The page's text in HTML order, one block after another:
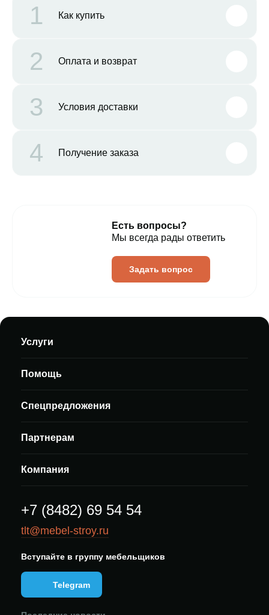
1 Как купить
2 Оплата и возврат
3 Условия доставки
4 Получение заказа
Есть вопросы?
Мы всегда рады ответить
Задать вопрос
Услуги
Помощь
Спецпредложения
Партнерам
Компания
+7 (8482) 69 54 54
tlt@mebel-stroy.ru
Вступайте в группу мебельщиков
Telegram